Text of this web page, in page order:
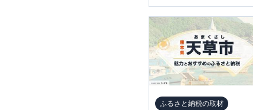
ふるさと納税の取材